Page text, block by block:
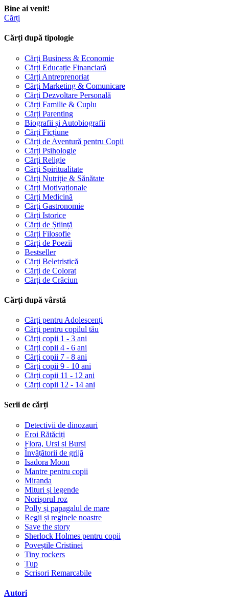
Bine ai venit!
Cărți
Cărți după tipologie
Cărți Business & Economie
Cărți Educație Financiară
Cărți Antreprenoriat
Cărți Marketing & Comunicare
Cărți Dezvoltare Personală
Cărți Familie & Cuplu
Cărți Parenting
Biografii și Autobiografii
Cărți Ficțiune
Cărți de Aventură pentru Copii
Cărți Psihologie
Cărți Religie
Cărți Spiritualitate
Cărți Nutriție & Sănătate
Cărți Motivaționale
Cărți Medicină
Cărți Gastronomie
Cărți Istorice
Cărți de Știință
Cărți Filosofie
Cărți de Poezii
Bestseller
Cărți Beletristică
Cărți de Colorat
Cărți de Crăciun
Cărți după vârstă
Cărți pentru Adolescenți
Cărți pentru copilul tău
Cărți copii 1 - 3 ani
Cărți copii 4 - 6 ani
Cărți copii 7 - 8 ani
Cărți copii 9 - 10 ani
Cărți copii 11 - 12 ani
Cărți copii 12 - 14 ani
Serii de cărți
Detectivii de dinozauri
Eroi Rătăciți
Flora, Ursi și Bursi
Învățătorii de grijă
Isadora Moon
Mantre pentru copii
Miranda
Mituri și legende
Norișorul roz
Polly și papagalul de mare
Regii și reginele noastre
Save the story
Sherlock Holmes pentru copii
Poveștile Cristinei
Tiny rockers
Țup
Scrisori Remarcabile
Autori